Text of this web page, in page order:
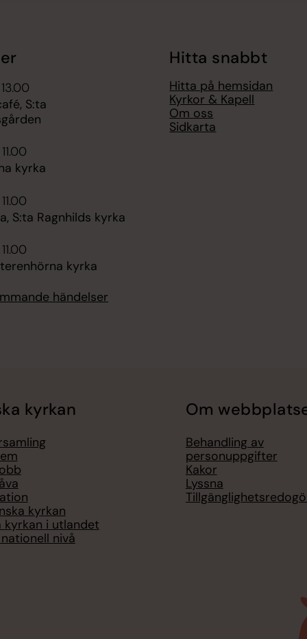
S:ta
kyrka
S:ta Ragnhilds kyrka
kyrka
händelser
Hitta snabbt
Hitta på hemsidan
Kyrkor & Kapell
Om oss
Sidkarta
kyrkan
kyrkan
kyrkan i utlandet
nivå
Om
Behandling av
personuppgifter
Kakor
Lyssna